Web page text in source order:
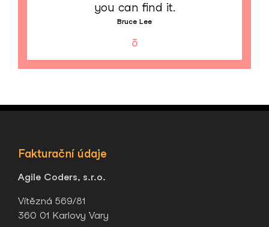
you can find it.
Bruce Lee
Fakturační údaje
Agile Coders, s.r.o.
Vítězná 569/81
360 01 Karlovy Vary